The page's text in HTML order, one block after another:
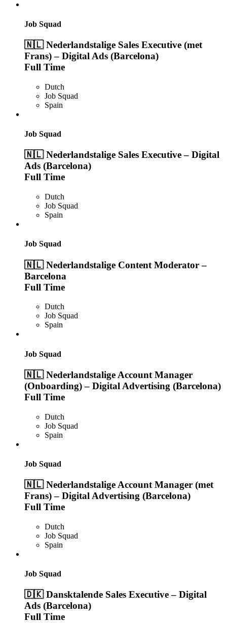
Job Squad
🇳🇱 Nederlandstalige Sales Executive (met
Frans) – Digital Ads (Barcelona)
Full Time
Dutch
Job Squad
Spain
Job Squad
🇳🇱 Nederlandstalige Sales Executive – Digital
Ads (Barcelona)
Full Time
Dutch
Job Squad
Spain
Job Squad
🇳🇱 Nederlandstalige Content Moderator –
Barcelona
Full Time
Dutch
Job Squad
Spain
Job Squad
🇳🇱 Nederlandstalige Account Manager
(Onboarding) – Digital Advertising (Barcelona)
Full Time
Dutch
Job Squad
Spain
Job Squad
🇳🇱 Nederlandstalige Account Manager (met
Frans) – Digital Advertising (Barcelona)
Full Time
Dutch
Job Squad
Spain
Job Squad
🇩🇰 Dansktalende Sales Executive – Digital
Ads (Barcelona)
Full Time